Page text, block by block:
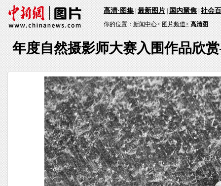
高清·图集|最新图片|国内聚焦|社会
你的位置：新闻中心>图片频道> 高清图
年度自然摄影师大赛入围作品欣